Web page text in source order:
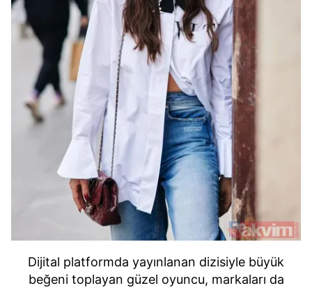
Dijital platformda yayınlanan dizisiyle büyük
beğeni toplayan güzel oyuncu, markaları da